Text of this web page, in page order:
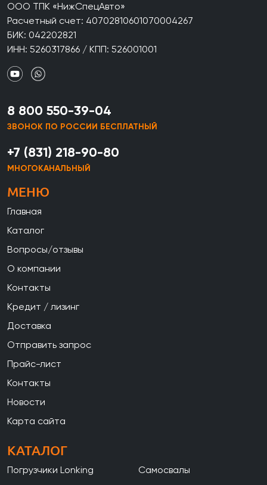
ООО ТПК «НижСпецАвто»
Расчетный счет: 40702810601070004267
БИК: 042202821
ИНН: 5260317866 / КПП: 526001001
8 800 550-39-04
ЗВОНОК ПО РОССИИ БЕСПЛАТНЫЙ
+7 (831) 218-90-80
МНОГОКАНАЛЬНЫЙ
МЕНЮ
Главная
Каталог
Вопросы/отзывы
О компании
Контакты
Кредит / лизинг
Доставка
Отправить запрос
Прайс-лист
Контакты
Новости
Карта сайта
КАТАЛОГ
Погрузчики Lonking
Самосвалы